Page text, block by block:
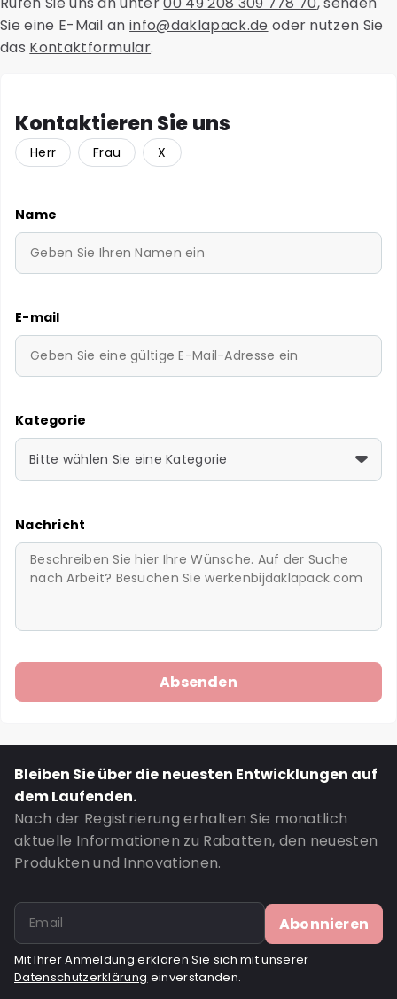
Sie eine E-Mail aninfo@daklapack.de oder nutzen Sie
das Kontaktformular.
Kontaktieren Sie uns
Herr Frau X
Name
E-mail
Kategorie
Bitte wählen Sie eine Kategorie
Nachricht
Bleiben Sie über die neuesten Entwicklungen auf
dem Laufenden.
Nach der Registrierung erhalten Sie monatlich
aktuelle Informationen zu Rabatten, den neuesten
Produkten und Innovationen.
Abonnieren
Mit Ihrer Anmeldung erklären Sie sich mit unserer
Datenschutzerklärung einverstanden.